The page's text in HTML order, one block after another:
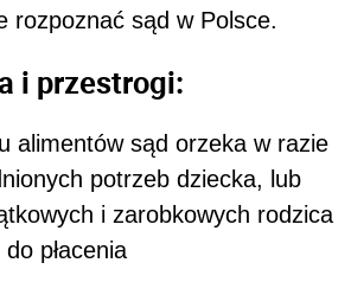
rozpoznać sąd w Polsce.
i przestrogi:
alimentów sąd orzeka w razie
potrzeb dziecka, lub
i zarobkowych rodzica
płacenia